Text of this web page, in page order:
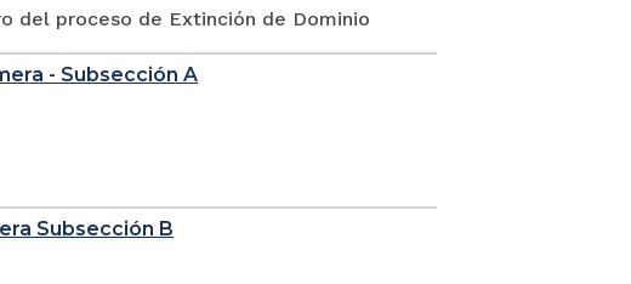
del proceso de Extinción de Dominio
- Subsección A
Subsección B